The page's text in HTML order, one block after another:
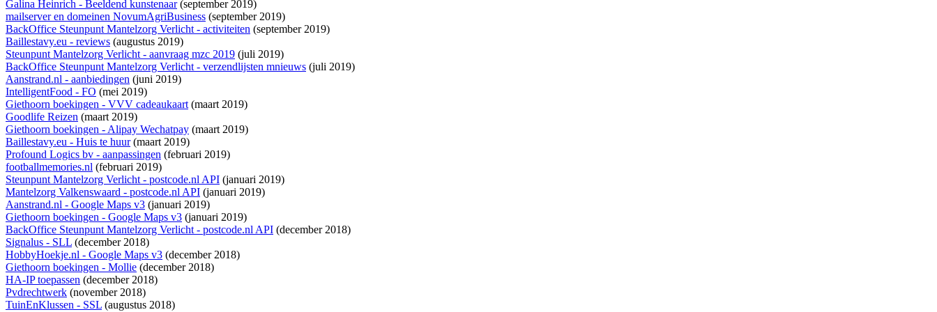
Galina Heinrich - Beeldend kunstenaar(september 2019)
mailserver en domeinen NovumAgriBusiness (september 2019)
BackOffice Steunpunt Mantelzorg Verlicht - activiteiten (september 2019)
Baillestavy.eu - reviews (augustus 2019)
Steunpunt Mantelzorg Verlicht - aanvraag mzc 2019 (juli 2019)
BackOffice Steunpunt Mantelzorg Verlicht - verzendlijsten mnieuws (juli 2019)
Aanstrand.nl - aanbiedingen (juni 2019)
IntelligentFood - FO (mei 2019)
Giethoorn boekingen - VVV cadeaukaart(maart 2019)
Goodlife Reizen (maart 2019)
Giethoorn boekingen - Alipay Wechatpay (maart 2019)
Baillestavy.eu - Huis te huur(maart 2019)
Profound Logics bv - aanpassingen (februari 2019)
footballmemories.nl (februari 2019)
Steunpunt Mantelzorg Verlicht - postcode.nl API (januari 2019)
Mantelzorg Valkenswaard - postcode.nl API (januari 2019)
Aanstrand.nl - Google Maps v3 (januari 2019)
Giethoorn boekingen - Google Maps v3 (januari 2019)
BackOffice Steunpunt Mantelzorg Verlicht - postcode.nl API (december 2018)
Signalus - SLL (december 2018)
HobbyHoekje.nl - Google Maps v3 (december 2018)
Giethoorn boekingen - Mollie (december 2018)
HA-IP toepassen (december 2018)
Pvdrechtwerk (november 2018)
TuinEnKlussen - SSL (augustus 2018)